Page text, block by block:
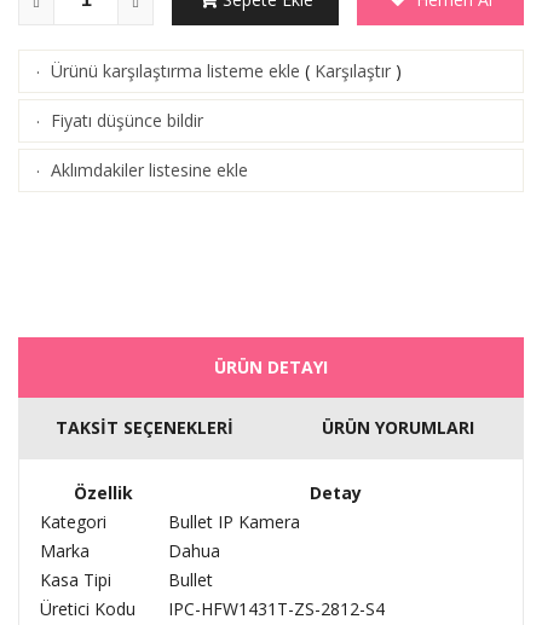
· Ürünü karşılaştırma listeme ekle ( Karşılaştır )
· Fiyatı düşünce bildir
· Aklımdakiler listesine ekle
ÜRÜN DETAYI
TAKSİT SEÇENEKLERİ ÜRÜN YORUMLARI
Özellik
Detay
Kategori
Bullet IP Kamera
Marka
Dahua
Kasa Tipi
Bullet
Üretici Kodu
IPC-HFW1431T-ZS-2812-S4